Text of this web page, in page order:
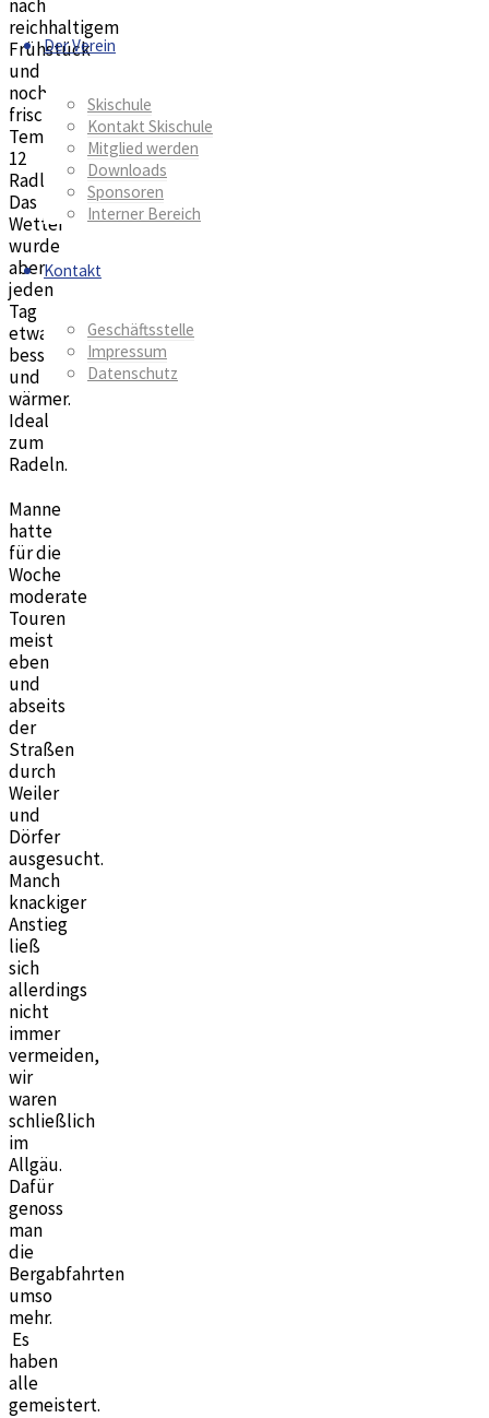
Der Verein
Skischule
Kontakt Skischule
Mitglied werden
Downloads
Sponsoren
Interner Bereich
Kontakt
Geschäftsstelle
Impressum
Datenschutz
nach
reichhaltigem
Frühstück
und
noch
frischen
Temperaturen
12
Radler.
Das
Wetter
wurde
aber
jeden
Tag
etwas
besser
und
wärmer.
Ideal
zum
Radeln.
Manne
hatte
für die
Woche
moderate
Touren
meist
eben
und
abseits
der
Straßen
durch
Weiler
und
Dörfer
ausgesucht.
Manch
knackiger
Anstieg
ließ
sich
allerdings
nicht
immer
vermeiden,
wir
waren
schließlich
im
Allgäu.
Dafür
genoss
man
die
Bergabfahrten
umso
mehr.
Es
haben
alle
gemeistert.